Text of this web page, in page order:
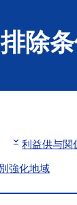
除
利益供与関
強化地域